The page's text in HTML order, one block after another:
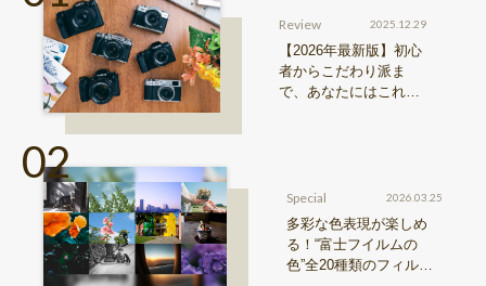
Review 2025.12.29
【2026年最新版】初心
者からこだわり派ま
で、あなたにはこれが
Special 2026.03.25
多彩な色表現が楽しめ
る！“富士フイルムの
色”全20種類のフィルム